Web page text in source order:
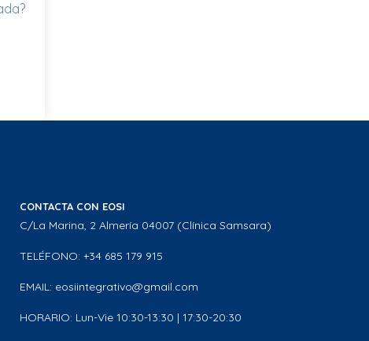
CONTACTA CON EOSI
C/La Marina, 2 Almería 04007 (Clínica Samsara)
TELÉFONO: +34 685 179 915
EMAIL: eosiintegrativo@gmail.com
HORARIO: Lun-Vie 10:30-13:30 | 17:30-20:30